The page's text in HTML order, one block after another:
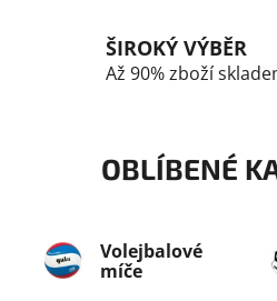
i
ŠIROKÝ VÝBĚR
Až 90% zboží
OBLÍBENÉ
Volejbalové
míče